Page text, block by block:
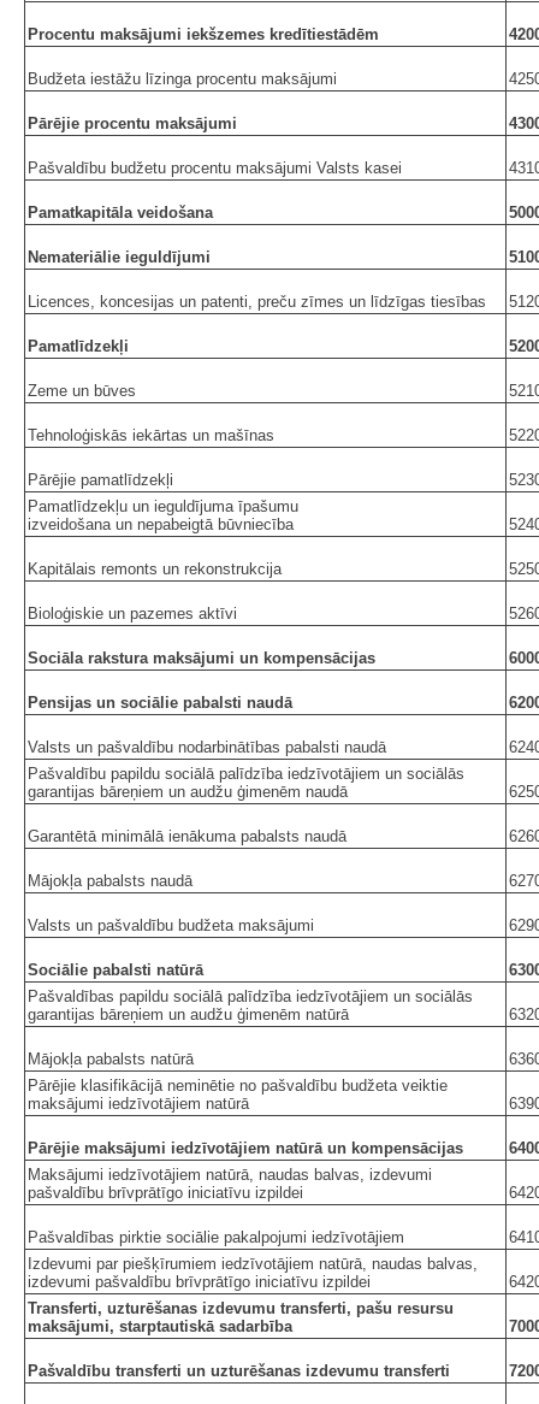
Procentu maksājumi iekšzemes kredītiestādēm
Budžeta iestāžu līzinga procentu maksājumi
Pārējie procentu maksājumi
Pašvaldību budžetu procentu maksājumi Valsts kasei
Pamatkapitāla veidošana
Nemateriālie ieguldījumi
Licences, koncesijas un patenti, preču zīmes un līdzīgas tiesības
Pamatlīdzekļi
Zeme un būves
Tehnoloģiskās iekārtas un mašīnas
Pārējie pamatlīdzekļi
Pamatlīdzekļu un ieguldījuma īpašumu
izveidošana un nepabeigtā būvniecība
Kapitālais remonts un rekonstrukcija
Bioloģiskie un pazemes aktīvi
Sociāla rakstura maksājumi un kompensācijas
Pensijas un sociālie pabalsti naudā
Valsts un pašvaldību nodarbinātības pabalsti naudā
Pašvaldību papildu sociālā palīdzība iedzīvotājiem un sociālās
garantijas bāreņiem un audžu ģimenēm naudā
Garantētā minimālā ienākuma pabalsts naudā
Mājokļa pabalsts naudā
Valsts un pašvaldību budžeta maksājumi
Sociālie pabalsti natūrā
Pašvaldības papildu sociālā palīdzība iedzīvotājiem un sociālās
garantijas bāreņiem un audžu ģimenēm natūrā
Mājokļa pabalsts natūrā
Pārējie klasifikācijā neminētie no pašvaldību budžeta veiktie
maksājumi iedzīvotājiem natūrā
Pārējie maksājumi iedzīvotājiem natūrā un kompensācijas
Maksājumi iedzīvotājiem natūrā, naudas balvas, izdevumi
pašvaldību brīvprātīgo iniciatīvu izpildei
Pašvaldības pirktie sociālie pakalpojumi iedzīvotājiem
Izdevumi par piešķīrumiem iedzīvotājiem natūrā, naudas balvas,
izdevumi pašvaldību brīvprātīgo iniciatīvu izpildei
Transferti, uzturēšanas izdevumu transferti, pašu resursu
maksājumi, starptautiskā sadarbība
Pašvaldību transferti un uzturēšanas izdevumu transferti